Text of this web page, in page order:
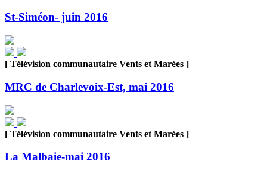
St-Siméon- juin 2016
[ Télévision communautaire Vents et Marées ]
MRC de Charlevoix-Est, mai 2016
[ Télévision communautaire Vents et Marées ]
La Malbaie-mai 2016